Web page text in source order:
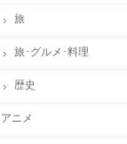
旅
旅･グルメ･料理
歴史
アニメ